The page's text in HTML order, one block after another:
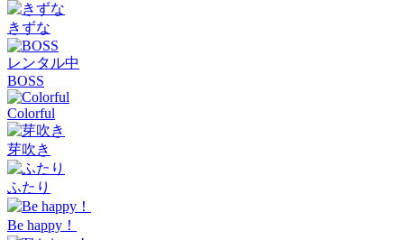
きずな
レンタル中
BOSS
Colorful
芽吹き
ふたり
Be happy！